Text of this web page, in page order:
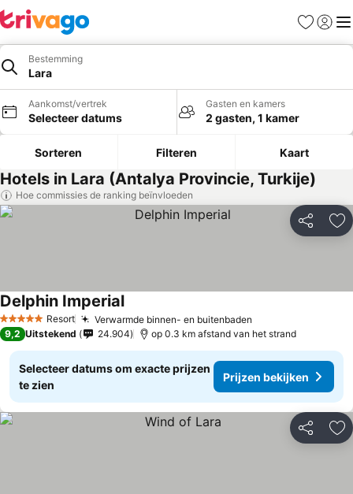
Favorieten
Bestemming
Lara
Aankomst/vertrek
Selecteer datums
Gasten en kamers
2 gasten, 1 kamer
Sorteren Filteren Kaart
Hotels in Lara (Antalya Provincie, Turkije)
Hoe commissies de ranking beïnvloeden
Delen
5 Sterren Resort Verwarmde binnen- en buitenbaden
Delphin Imperial
9,2 Uitstekend 24.904 op 0.3 km afstand van het strand
Selecteer datums om exacte prijzen
te zien
Prijzen bekijken
Delen